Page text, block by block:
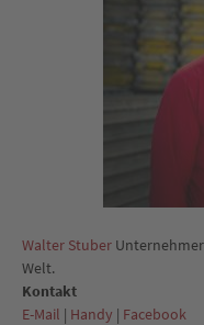
Walter Stuber
Welt.
Kontakt
E-Mail | Handy | Facebook